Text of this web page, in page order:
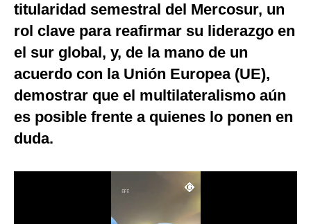
Internacional
Tecnología
Club del Suscriptor
Mix
G de Gestión
titularidad semestral del Mercosur, un
rol clave para reafirmar su liderazgo en
el sur global, y, de la mano de un
acuerdo con la Unión Europea (UE),
demostrar que el multilateralismo aún
es posible frente a quienes lo ponen en
duda.